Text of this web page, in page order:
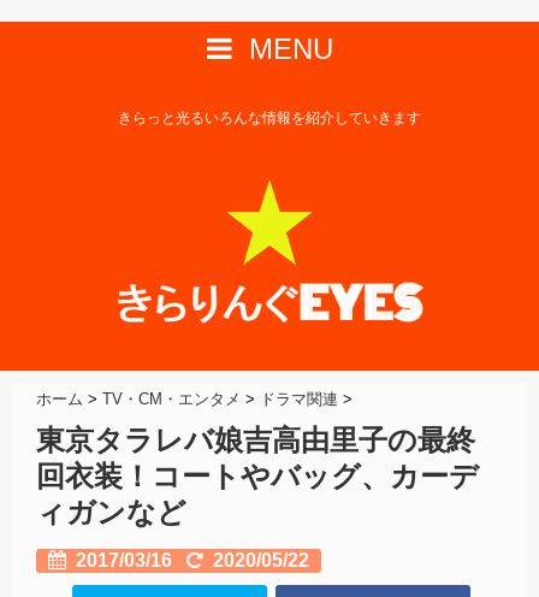
MENU
きらっと光るいろんな情報を紹介していきます
ホーム > TV・CM・エンタメ > ドラマ関連 >
東京タラレバ娘吉高由里子の最終
回衣装！コートやバッグ、カーデ
ィガンなど
2017/03/16 2020/05/22